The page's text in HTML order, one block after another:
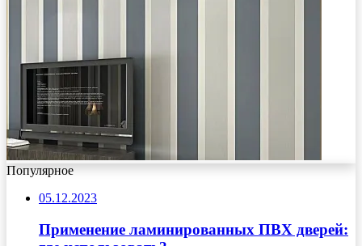
Популярное
05.12.2023
Применение ламинированных ПВХ дверей: